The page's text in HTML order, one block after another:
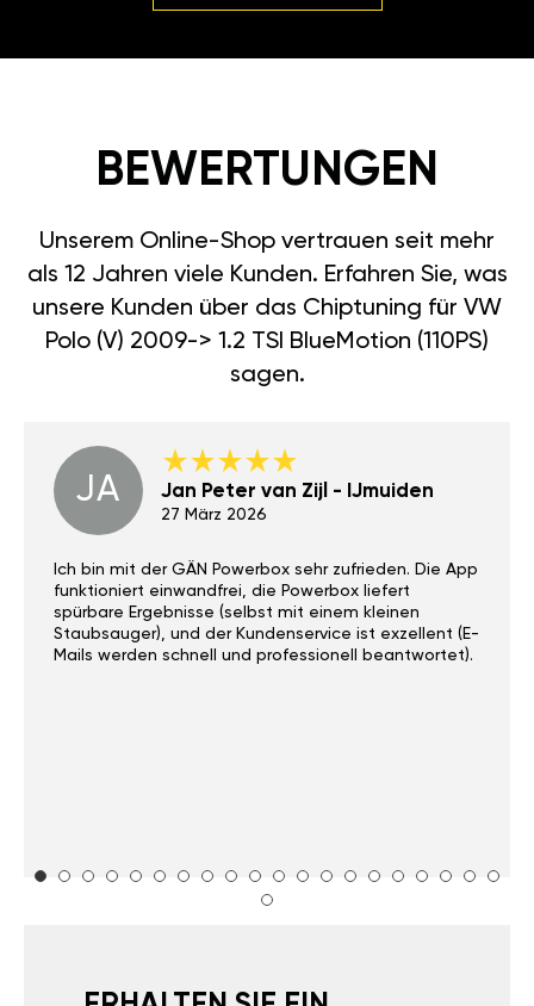
BEWERTUNGEN
Unserem Online-Shop vertrauen seit mehr
als 12 Jahren viele Kunden. Erfahren Sie, was
unsere Kunden über das Chiptuning für VW
Polo (V) 2009-> 1.2 TSI BlueMotion (110PS)
sagen.
JA Jan Peter van Zijl - IJmuiden
27 März 2026
Ich bin mit der GÄN Powerbox sehr zufrieden. Die App
funktioniert einwandfrei, die Powerbox liefert
spürbare Ergebnisse (selbst mit einem kleinen
Staubsauger), und der Kundenservice ist exzellent (E-
Mails werden schnell und professionell beantwortet).